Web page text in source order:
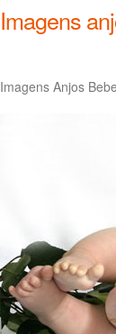
Imagens
Imagens Anjos